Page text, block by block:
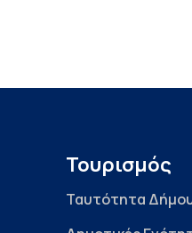
Τουρισμός
Ταυτότητα